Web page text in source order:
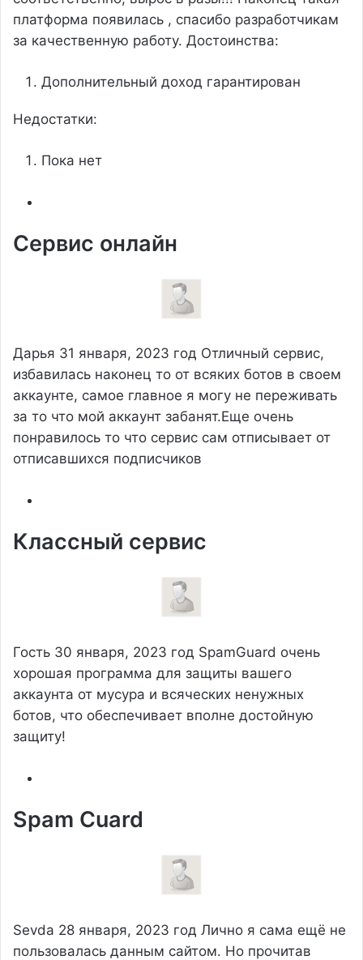
платформа появилась , спасибо разработчикам
за качественную работу. Достоинства:
Дополнительный доход гарантирован
Недостатки:
Пока нет
Сервис онлайн
Дарья 31 января, 2023 год Отличный сервис,
избавилась наконец то от всяких ботов в своем
аккаунте, самое главное я могу не переживать
за то что мой аккаунт забанят.Еще очень
понравилось то что сервис сам отписывает от
отписавшихся подписчиков
Классный сервис
Гость 30 января, 2023 год SpamGuard очень
хорошая программа для защиты вашего
аккаунта от мусура и всяческих ненужных
ботов, что обеспечивает вполне достойную
защиту!
Spam Cuard
Sevda 28 января, 2023 год Лично я сама ещё не
пользовалась данным сайтом. Но прочитав